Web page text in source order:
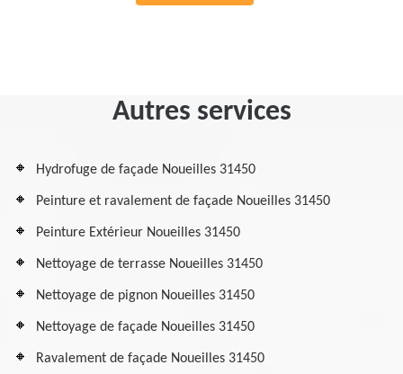
Autres services
Hydrofuge de façade Noueilles 31450
Peinture et ravalement de façade Noueilles 31450
Peinture Extérieur Noueilles 31450
Nettoyage de terrasse Noueilles 31450
Nettoyage de pignon Noueilles 31450
Nettoyage de façade Noueilles 31450
Ravalement de façade Noueilles 31450